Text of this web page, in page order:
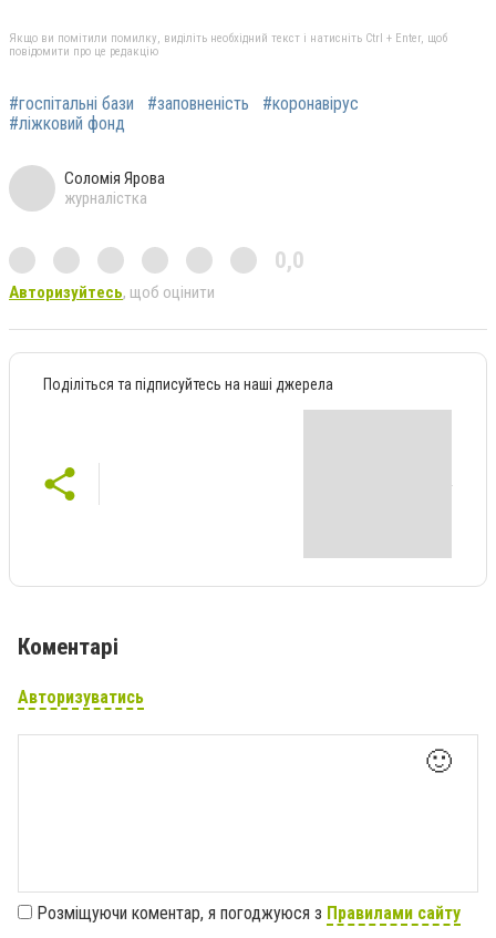
Якщо ви помітили помилку, виділіть необхідний текст і натисніть Ctrl + Enter, щоб
повідомити про це редакцію
#госпітальні бази #заповненість
#коронавірус
#ліжковий фонд
Соломія Ярова
журналістка
0,0
Авторизуйтесь, щоб оцінити
Поділіться та підписуйтесь на наші джерела
Коментарі
Авторизуватись
🙂
Розміщуючи коментар, я погоджуюся з Правилами сайту